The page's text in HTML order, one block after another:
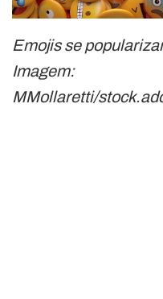
Emojis se
Imagem:
MMollaretti/